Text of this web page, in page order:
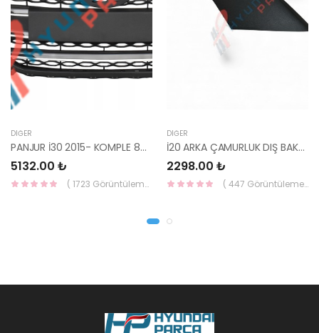
DIĞER
PANJUR İ30 2015- KOMPLE 86350-A6800-YS
5132.00 ₺
( 1723 Görüntüleme )
DIĞER
İ20 ARKA ÇAMURLUK DIŞ BAKALİTİ SOL 2015- ( PARLAK SİYAH ) 87360-C8000-YS
2298.00 ₺
( 447 Görüntüleme )